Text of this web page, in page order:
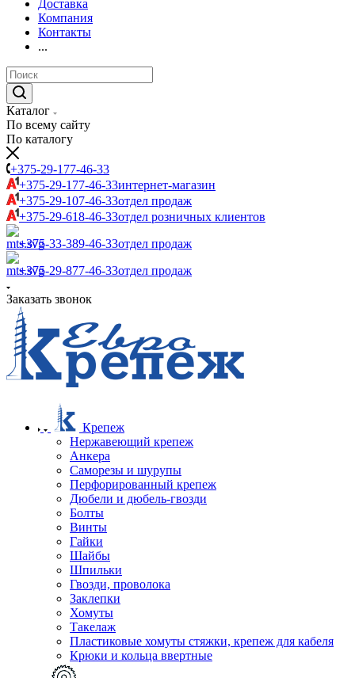
Доставка
Компания
Контакты
...
Каталог
По всему сайту
По каталогу
+375-29-177-46-33
+375-29-177-46-33интернет-магазин
+375-29-107-46-33отдел продаж
+375-29-618-46-33отдел розничных клиентов
+375-33-389-46-33отдел продаж
+375-29-877-46-33отдел продаж
Заказать звонок
Крепеж
Нержавеющий крепеж
Анкера
Саморезы и шурупы
Перфорированный крепеж
Дюбели и дюбель-гвозди
Болты
Винты
Гайки
Шайбы
Шпильки
Гвозди, проволока
Заклепки
Хомуты
Такелаж
Пластиковые хомуты стяжки, крепеж для кабеля
Крюки и кольца ввертные